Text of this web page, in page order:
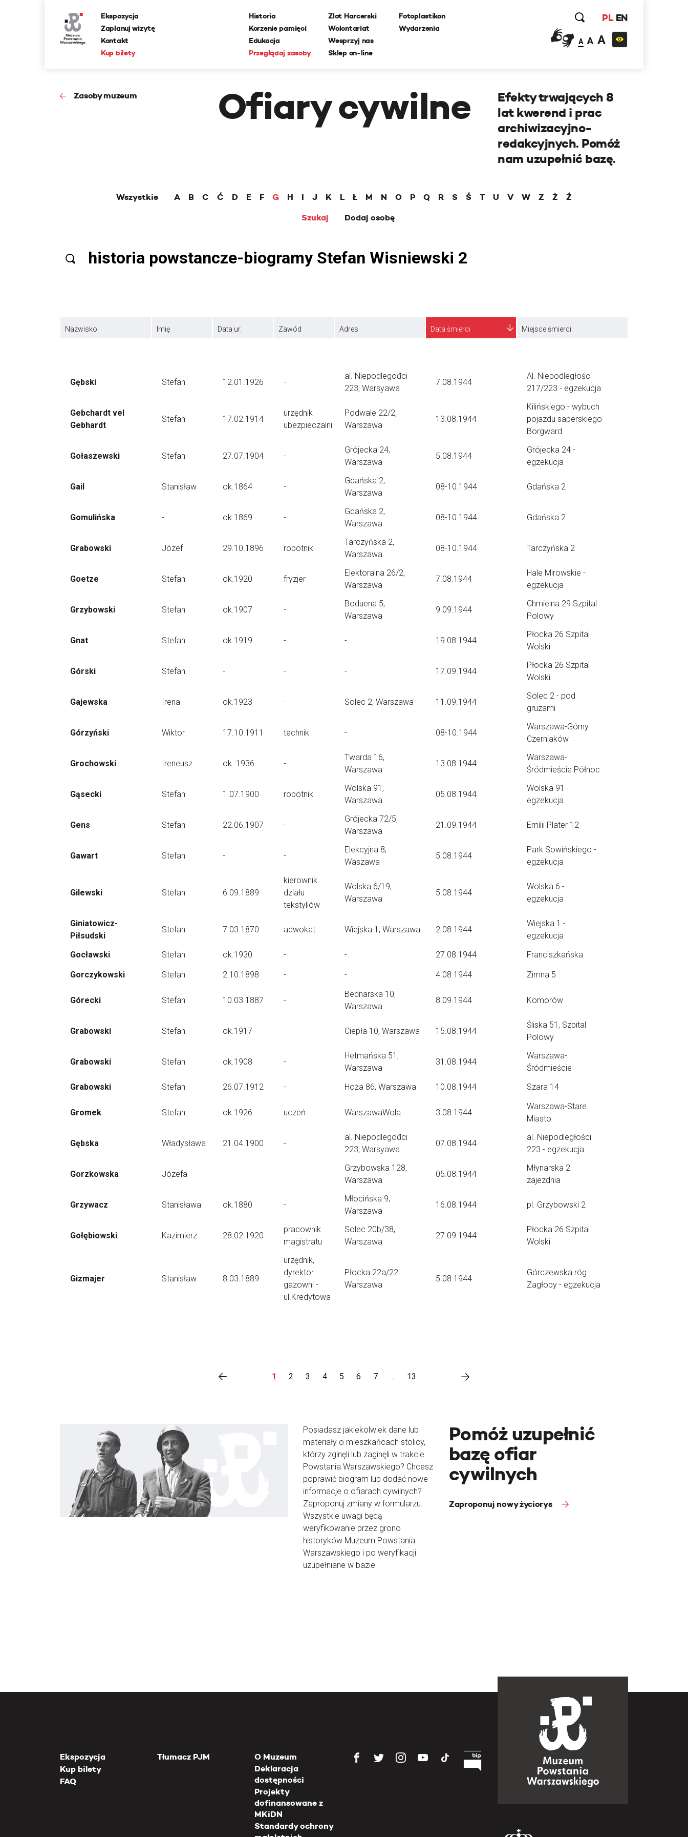
Ekspozycja
Zaplanuj wizytę
Kontakt
Kup bilety
Historia
Korzenie pamięci
Edukacja
Przeglądaj zasoby
Zlot Harcerski
Wolontariat
Wesprzyj nas
Sklep on-line
Fotoplastikon
Wydarzenia
PL EN
A A A
Zasoby muzeum Ofiary cywilne
Efekty trwających 8
lat kwerend i prac
archiwizacyjno-
redakcyjnych. Pomóż
nam uzupełnić bazę.
Wszystkie A B C Ć D E F G H I J K L Ł M N O P Q R S Ś T U V W Z Ż
Ź
Szukaj
Dodaj osobę
Nazwisko Imię Data ur. Zawód Adres Data śmierci Miejsce śmierci
Gębski Stefan 12.01.1926 -
al. Niepodlegođci
223, Warsyawa
7.08.1944
Al. Niepodległości
217/223 - egzekucja
Gebchardt vel
Gebhardt
Stefan 17.02.1914
urzędnik
ubezpieczalni
Podwale 22/2,
Warszawa
13.08.1944
Kilińskiego - wybuch
pojazdu saperskiego
Borgward
Gołaszewski Stefan 27.07.1904 -
Grójecka 24,
Warszawa
5.08.1944
Grójecka 24 -
egzekucja
Gail Stanisław ok.1864 -
Gdańska 2,
Warszawa
08-10.1944 Gdańska 2
Gomulińska - ok.1869 -
Gdańska 2,
Warszawa
08-10.1944 Gdańska 2
Grabowski Józef 29.10.1896 robotnik
Tarczyńska 2,
Warszawa
08-10.1944 Tarczyńska 2
Goetze Stefan ok.1920 fryzjer
Elektoralna 26/2,
Warszawa
7.08.1944
Hale Mirowskie -
egzekucja
Grzybowski Stefan ok.1907 -
Boduena 5,
Warszawa
9.09.1944
Chmielna 29 Szpital
Polowy
Gnat Stefan ok.1919 - - 19.08.1944
Płocka 26 Szpital
Wolski
Górski Stefan - - - 17.09.1944
Płocka 26 Szpital
Wolski
Gajewska Irena ok.1923 - Solec 2, Warszawa 11.09.1944
Solec 2 - pod
gruzami
Górzyński Wiktor 17.10.1911 technik - 08-10.1944
Warszawa-Górny
Czerniaków
Grochowski Ireneusz ok. 1936 -
Twarda 16,
Warszawa
13.08.1944
Warszawa-
Śródmieście Północ
Gąsecki Stefan 1.07.1900 robotnik
Wolska 91,
Warszawa
05.08.1944
Wolska 91 -
egzekucja
Gens Stefan 22.06.1907 -
Grójecka 72/5,
Warszawa
21.09.1944 Emilii Plater 12
Gawart Stefan - -
Elekcyjna 8,
Waszawa
5.08.1944
Park Sowińskiego -
egzekucja
Gilewski Stefan 6.09.1889
kierownik
działu
tekstyliów
Wolska 6/19,
Warszawa
5.08.1944
Wolska 6 -
egzekucja
Giniatowicz-
Piłsudski
Stefan 7.03.1870 adwokat Wiejska 1, Warszawa 2.08.1944
Wiejska 1 -
egzekucja
Gocławski
Stefan ok.1930 - - 27.08.1944 Franciszkańska
Gorczykowski Stefan 2.10.1898 - - 4.08.1944 Zimna 5
Górecki Stefan 10.03.1887 -
Bednarska 10,
Warszawa
8.09.1944 Komorów
Grabowski Stefan ok.1917 - Ciepła 10, Warszawa 15.08.1944
Śliska 51, Szpital
Polowy
Grabowski Stefan ok.1908 -
Hetmańska 51,
Warszawa
31.08.1944
Warszawa-
Śródmieście
Grabowski
Stefan 26.07.1912 - Hoża 86, Warszawa 10.08.1944 Szara 14
Gromek Stefan ok.1926 uczeń WarszawaWola 3.08.1944
Warszawa-Stare
Miasto
Gębska Władysława 21.04.1900 -
al. Niepodlegođci
223, Warsyawa
07.08.1944
al. Niepodległości
223 - egzekucja
Gorzkowska Józefa - -
Grzybowska 128,
Warszawa
05.08.1944
Młynarska 2
zajezdnia
Grzywacz Stanisława ok.1880 -
Młocińska 9,
Warszawa
16.08.1944 pl. Grzybowski 2
Gołębiowski Kazimierz 28.02.1920
pracownik
magistratu
Solec 20b/38,
Warszawa
27.09.1944
Płocka 26 Szpital
Wolski
Gizmajer Stanisław 8.03.1889
urzędnik,
dyrektor
gazowni -
ul.Kredytowa
Płocka 22a/22
Warszawa
5.08.1944
Górczewska róg
Zagłoby - egzekucja
1 2 3 4 5 6 7 ... 13
Posiadasz jakiekolwiek dane lub
materiały o mieszkańcach stolicy,
którzy zginęli lub zaginęli w trakcie
Powstania Warszawskiego? Chcesz
poprawić biogram lub dodać nowe
informacje o ofiarach cywilnych?
Zaproponuj zmiany w formularzu.
Wszystkie uwagi będą
weryfikowanie przez grono
historyków Muzeum Powstania
Warszawskiego i po weryfikacji
uzupełniane w bazie
Pomóż uzupełnić
bazę ofiar
cywilnych
Zaproponuj nowy życiorys
Ekspozycja
Kup bilety
FAQ
Tłumacz PJM
O Muzeum
Deklaracja
dostępności
Projekty
dofinansowane z
MKiDN
Standardy ochrony